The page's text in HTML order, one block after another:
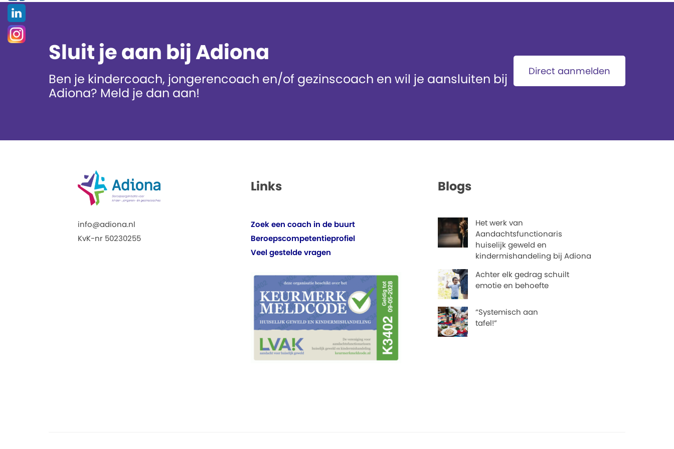
Sluit je aan bij Adiona
Ben je kindercoach, jongerencoach en/of gezinscoach en wil je aansluiten bij
Adiona? Meld je dan aan!
Direct aanmelden
info@adiona.nl
KvK-nr 50230255
Links
Zoek een coach in de buurt
Beroepscompetentieprofiel
Veel gestelde vragen
Blogs
Het werk van
Aandachtsfunctionaris
huiselijk geweld en
kindermishandeling bij Adiona
Achter elk gedrag schuilt
emotie en behoefte
“Systemisch aan
tafel!”